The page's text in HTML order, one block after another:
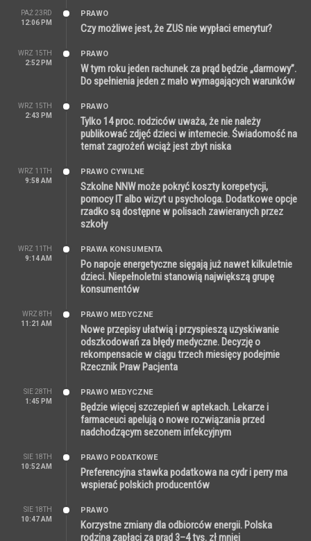
PAŹ 23RD
12:06 PM
PRAWO
Czy możliwe jest, że ZUS nie wypłaci emerytur?
WRZ 15TH
2:52 PM
PRAWO
W tym roku jeden rachunek za prąd będzie „darmowy”.
Do spełnienia jeden z mało wymagających warunków
WRZ 15TH
2:43 PM
PRAWO
Tylko 14 proc. rodziców uważa, że nie należy
publikować zdjęć dzieci w internecie. Świadomość na
temat zagrożeń wciąż jest zbyt niska
WRZ 11TH
9:58 AM
PRAWO CYWILNE
Szkolne NNW może pokryć koszty korepetycji,
pomocy IT albo wizyt u psychologa. Dodatkowe opcje
rzadko są dostępne w polisach zawieranych przez
szkoły
WRZ 11TH
9:14 AM
PRAWA KONSUMENTA
Po napoje energetyczne sięgają już nawet kilkuletnie
dzieci. Niepełnoletni stanowią największą grupę
konsumentów
WRZ 8TH
11:21 AM
PRAWO MEDYCZNE
Nowe przepisy ułatwią i przyspieszą uzyskiwanie
odszkodowań za błędy medyczne. Decyzję o
rekompensacie w ciągu trzech miesięcy podejmie
Rzecznik Praw Pacjenta
SIE 28TH
1:45 PM
PRAWO MEDYCZNE
Będzie więcej szczepień w aptekach. Lekarze i
farmaceuci apelują o nowe rozwiązania przed
nadchodzącym sezonem infekcyjnym
SIE 18TH
10:52 AM
PRAWO PODATKOWE
Preferencyjna stawka podatkowa na cydr i perry ma
wspierać polskich producentów
SIE 18TH
10:47 AM
PRAWO
Korzystne zmiany dla odbiorców energii. Polska
rodzina zapłaci za prąd 3–4 tys. zł mniej